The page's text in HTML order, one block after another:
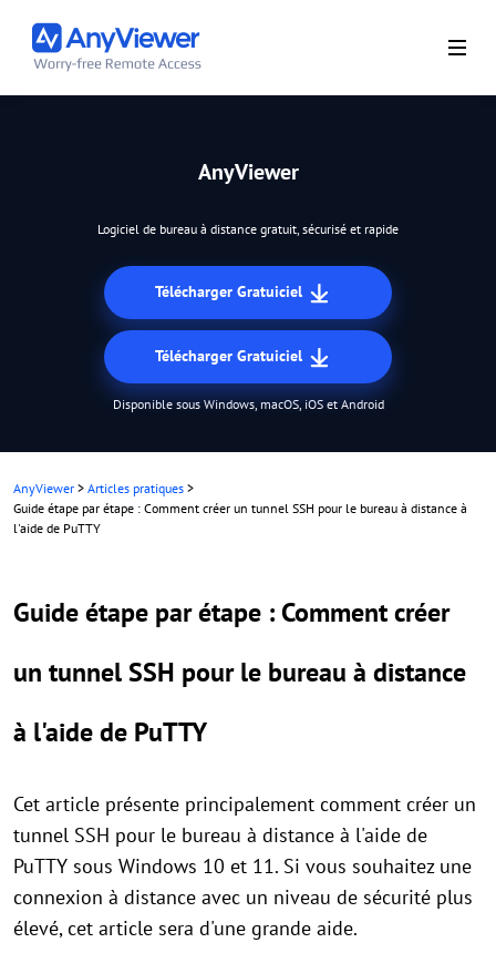
AnyViewer
Logiciel de bureau à distance gratuit, sécurisé et rapide
Télécharger Gratuiciel
Télécharger Gratuiciel
Disponible sous Windows, macOS, iOS et Android
AnyViewer > Articles pratiques >
Guide étape par étape : Comment créer un tunnel SSH pour le bureau à distance à
l'aide de PuTTY
Guide étape par étape : Comment créer
un tunnel SSH pour le bureau à distance
à l'aide de PuTTY
Cet article présente principalement comment créer un
tunnel SSH pour le bureau à distance à l'aide de
PuTTY sous Windows 10 et 11. Si vous souhaitez une
connexion à distance avec un niveau de sécurité plus
élevé, cet article sera d'une grande aide.